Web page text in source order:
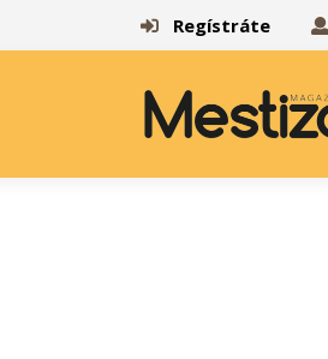
Regístráte